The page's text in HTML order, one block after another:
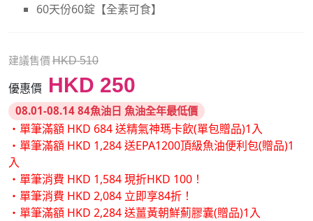
60天份60錠【全素可食】
建議售價 HKD 510
優惠價 HKD 250
08.01-08.14 84魚油日 魚油全年最低價
・單筆滿額 HKD 684 送精氣神瑪卡飲(單包贈品)1入
・單筆滿額 HKD 1,284 送EPA1200頂級魚油便利包(贈品)1
入
・單筆消費 HKD 1,584 現折HKD 100！
・單筆消費 HKD 2,084 立即享84折！
・單筆滿額 HKD 2,284 送薑黃朝鮮薊膠囊(贈品)1入